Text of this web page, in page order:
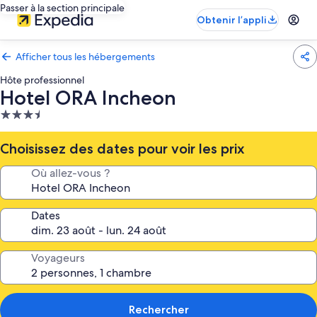
Passer à la section principale
Obtenir l’appli
Afficher tous les hébergements
Hôte professionnel
Hotel ORA Incheon
Hébergement
3.5 étoiles
Choisissez des dates pour voir les prix
Où allez-vous ?
Dates
Voyageurs
Rechercher